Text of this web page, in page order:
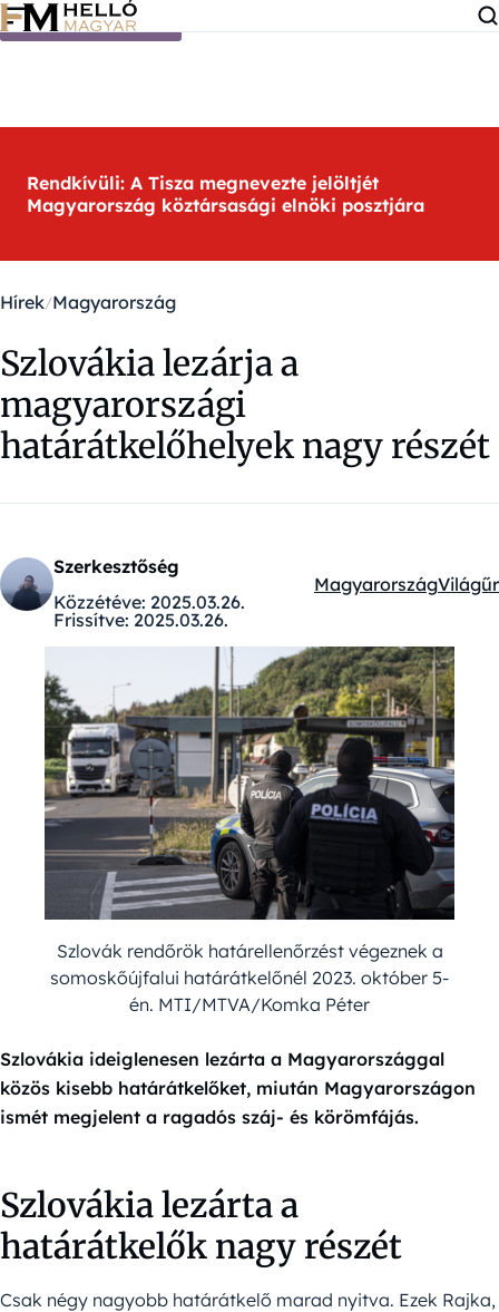
Ugrás a tartalomra
Rendkívüli: A Tisza megnevezte jelöltjét
Magyarország köztársasági elnöki posztjára
Hírek Magyarország
Szlovákia lezárja a
magyarországi
határátkelőhelyek nagy részét
Szerkesztőség
Közzétéve: 2025.03.26.
Frissítve: 2025.03.26.
Kategóriák:
MagyarországVilágűr
Szlovák rendőrök határellenőrzést végeznek a
somoskőújfalui határátkelőnél 2023. október 5-
én. MTI/MTVA/Komka Péter
Szlovákia ideiglenesen lezárta a Magyarországgal
közös kisebb határátkelőket, miután Magyarországon
ismét megjelent a ragadós száj- és körömfájás.
Szlovákia lezárta a
határátkelők nagy részét
Csak négy nagyobb határátkelő marad nyitva. Ezek Rajka,